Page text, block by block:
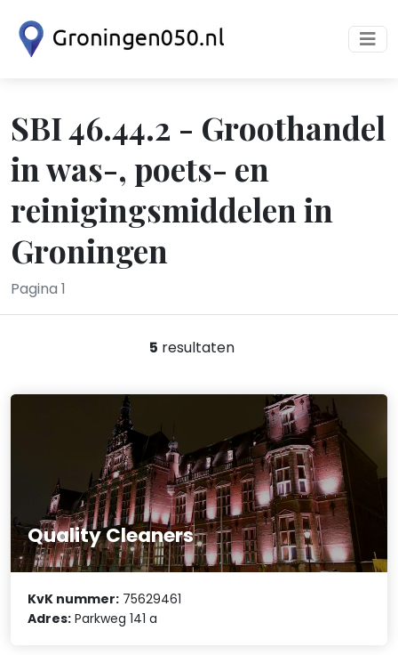
SBI 46.44.2 - Groothandel
in was-, poets- en
reinigingsmiddelen in
Groningen
Pagina 1
5 resultaten
Quality Cleaners
KvK nummer: 75629461
Adres: Parkweg 141 a